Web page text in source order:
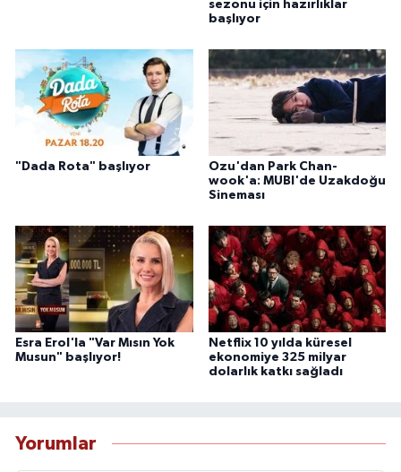
sezonu için hazırlıklar
başlıyor
"Dada Rota" başlıyor
Ozu'dan Park Chan-
wook'a: MUBI'de Uzakdoğu
Sineması
Esra Erol'la "Var Mısın Yok
Musun" başlıyor!
Netflix 10 yılda küresel
ekonomiye 325 milyar
dolarlık katkı sağladı
Yorumlar